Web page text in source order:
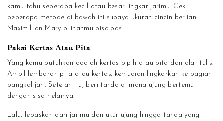
kamu tahu seberapa kecil atau besar lingkar jarimu. Cek
beberapa metode di bawah ini supaya ukuran cincin berlian
Maximillian Mary pilihanmu bisa pas.
Pakai Kertas Atau Pita
Yang kamu butuhkan adalah kertas pipih atau pita dan alat tulis.
Ambil lembaran pita atau kertas, kemudian lingkarkan ke bagian
pangkal jari. Setelah itu, beri tanda di mana ujung bertemu
dengan sisa helainya.
Lalu, lepaskan dari jarimu dan ukur ujung hingga tanda yang